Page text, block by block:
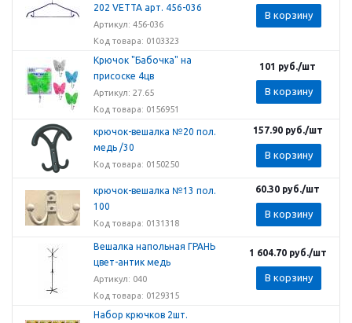
202 VETTA арт. 456-036
Артикул: 456-036
Код товара: 0103323
В корзину
Крючок "Бабочка" на
присоске 4цв
Артикул: 27.65
Код товара: 0156951
101 руб./шт
В корзину
крючок-вешалка №20 пол.
медь /30
Код товара: 0150250
157.90руб./шт
В корзину
крючок-вешалка №13 пол.
100
Код товара: 0131318
60.30 руб./шт
В корзину
Вешалка напольная ГРАНЬ
цвет-антик медь
Артикул: 040
Код товара: 0129315
1 604.70руб./шт
В корзину
Набор крючков 2шт.